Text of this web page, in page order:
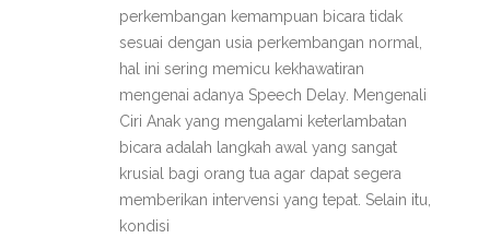
perkembangan kemampuan bicara tidak
sesuai dengan usia perkembangan normal,
hal ini sering memicu kekhawatiran
mengenai adanya Speech Delay. Mengenali
Ciri Anak yang mengalami keterlambatan
bicara adalah langkah awal yang sangat
krusial bagi orang tua agar dapat segera
memberikan intervensi yang tepat. Selain itu,
kondisi